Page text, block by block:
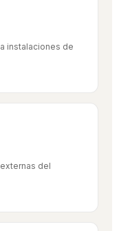
instalaciones de
del